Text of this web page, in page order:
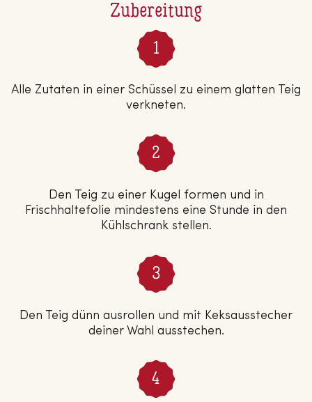
Zubereitung
Alle Zutaten in einer Schüssel zu einem glatten Teig
verkneten.
Den Teig zu einer Kugel formen und in
Frischhaltefolie mindestens eine Stunde in den
Kühlschrank stellen.
Den Teig dünn ausrollen und mit Keksausstecher
deiner Wahl ausstechen.